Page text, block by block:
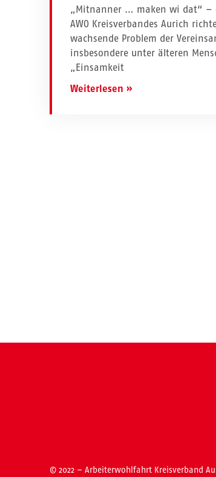
„Mitnanner … maken wi dat“ –
AWO Kreisverbandes Aurich
wachsende Problem der
insbesondere unter älteren
„Einsamkeit
Weiterlesen »
© 2022 – Arbeiterwohlfahrt Kreisverband